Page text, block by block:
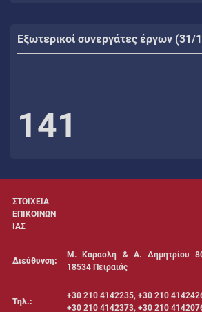
Εξωτερικοί συνεργάτες έργων (31/
141
ΣΤΟΙΧΕΙΑ
ΕΠΙΚΟΙΝΩΝ
ΙΑΣ
Διεύθυνση:
Μ. Καραολή & Α. Δημητρίου
18534 Πειραιάς
Τηλ.:
+30 210 4142235, +30 210
+30 210 4142373, +30 210